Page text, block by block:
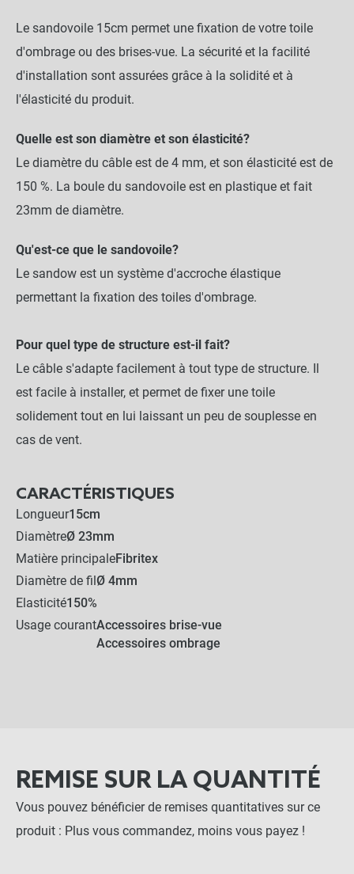
Le sandovoile 15cm permet une fixation de votre toile
d'ombrage ou des brises-vue. La sécurité et la facilité
d'installation sont assurées grâce à la solidité et à
l'élasticité du produit.
Quelle est son diamètre et son élasticité?
Le diamètre du câble est de 4 mm, et son élasticité est de
150 %. La boule du sandovoile est en plastique et fait
23mm de diamètre.
Qu'est-ce que le sandovoile?
Le sandow est un système d'accroche élastique
permettant la fixation des toiles d'ombrage.
Pour quel type de structure est-il fait?
Le câble s'adapte facilement à tout type de structure. Il
est facile à installer, et permet de fixer une toile
solidement tout en lui laissant un peu de souplesse en
cas de vent.
CARACTÉRISTIQUES
Longueur15cm
DiamètreØ 23mm
Matière principaleFibritex
Diamètre de fil Ø 4mm
Elasticité150%
Usage courantAccessoires brise-vue
Accessoires ombrage
REMISE SUR LA QUANTITÉ
Vous pouvez bénéficier de remises quantitatives sur ce
produit : Plus vous commandez, moins vous payez !